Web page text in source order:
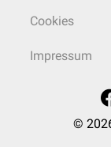
Cookies
Impressum
©